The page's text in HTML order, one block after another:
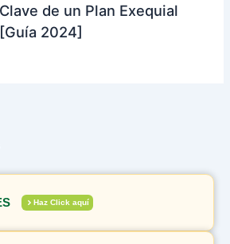
de un Plan Exequial
2024]
Haz Click aquí